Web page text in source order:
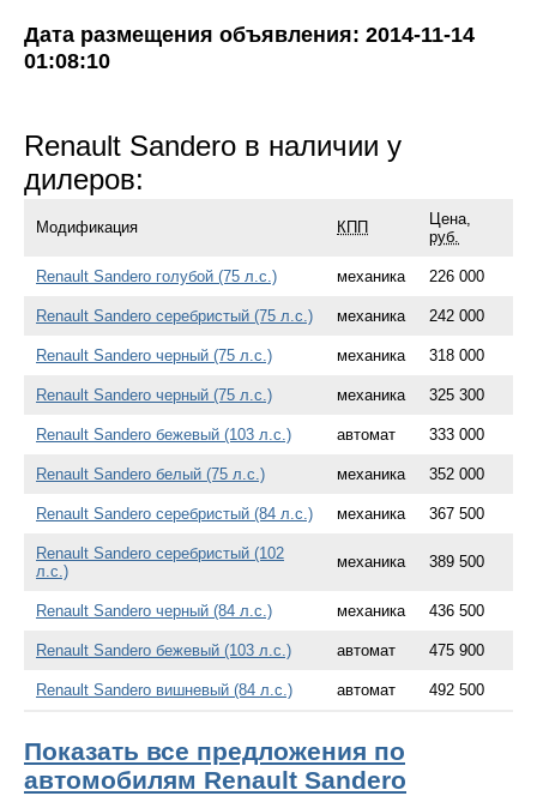
Дата размещения объявления: 2014-11-14
01:08:10
Renault Sandero в наличии у
дилеров:
Модификация КПП
Цена,
руб.
Renault Sandero голубой (75 л.с.) механика 226 000
Renault Sandero серебристый (75 л.с.) механика 242 000
Renault Sandero черный (75 л.с.) механика 318 000
Renault Sandero черный (75 л.с.) механика 325 300
Renault Sandero бежевый (103 л.с.) автомат 333 000
Renault Sandero белый (75 л.с.) механика 352 000
Renault Sandero серебристый (84 л.с.) механика 367 500
Renault Sandero серебристый (102
л.с.)
механика 389 500
Renault Sandero черный (84 л.с.) механика 436 500
Renault Sandero бежевый (103 л.с.) автомат 475 900
Renault Sandero вишневый (84 л.с.) автомат 492 500
Показать все предложения по
автомобилям Renault Sandero